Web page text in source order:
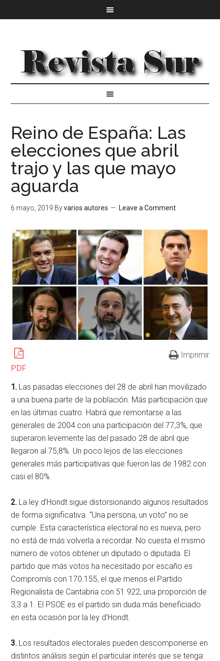
Reino de España: Las
elecciones que abril
trajo y las que mayo
aguarda
6 mayo, 2019 Byvarios autores Leave a Comment
PDF
Imprimir
1. Las pasadas elecciones del 28 de abril han movilizado
a una buena parte de la población. Más participación que
en las últimas cuatro. Habrá que remontarse a las
generales de 2004 con una participación del 77,3%, que
superaron levemente las del pasado 28 de abril que
llegaron al 75,8%. Un poco lejos de las elecciones
generales más participativas que fueron las de 1982 con
casi el 80%.
2. La ley d’Hondt sigue distorsionando algunos resultados
de forma significativa. “Una persona, un voto” no se
cumple. Esta característica electoral no es nueva, pero
no está de más volverla a recordar. No cuesta el mismo
número de votos obtener un diputado o diputada. El
partido que más votos ha necesitado por escaño es
Compromís con 170.155, el que menos el Partido
Regionalista de Cantabria con 51.922, una proporción de
3,3 a 1. El PSOE es el partido sin duda más beneficiado
en esta ocasión por la ley d’Hondt.
3. Los resultados electorales pueden descomponerse en
distintos análisis según el particular interés que se tenga: